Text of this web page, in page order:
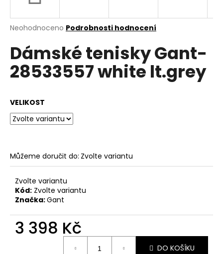
Průměrné
produktu
je
0,0
z
Neohodnoceno Podrobnosti hodnocení
Dámské tenisky Gant-
28533557 white lt.grey
VELIKOST
Můžeme doručit do: Zvolte variantu
Zvolte variantu
Kód: Zvolte variantu
Značka:Gant
3 398 Kč
DO KOŠÍKU
j
t
?
D
o
p
o
u
u